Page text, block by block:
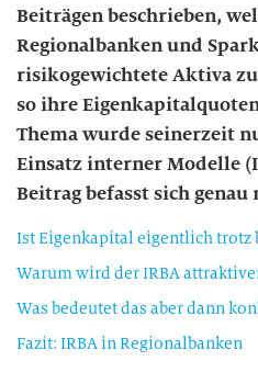
Beiträgen beschrieben,
Regionalbanken und
risikogewichtete Aktiva
so ihre
Thema wurde seinerzeit
Einsatz interner Modelle
Beitrag befasst sich
Fazit: IRBA in Regional­banken